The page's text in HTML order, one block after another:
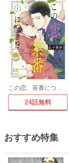
この恋、茶番につき!?
24話無料
おすすめ特集